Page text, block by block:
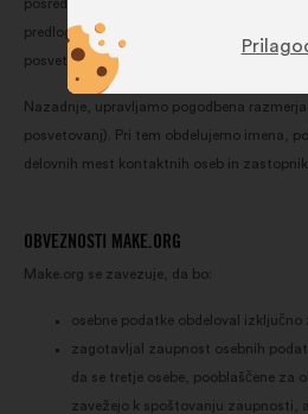
posredovanja zgornjih osebnih podatkov
predlogov (možnost 1) in/ali odzivanje na
posvetovanju (možnost 2).
Nazadnje, upravljamo pogodbena
posvetovanj). Pri tem obdelujemo imena,
delovnih mest kontaktnih oseb in
OBVEZNOSTI MAKE.ORG
Make.org se zavezuje, da bo:
osebne podatke obdeloval izključno
zagotavljal zaupnost osebnih
da se tretje osebe, pooblaščene za
zavežejo k spoštovanju zaupnosti,
to so
izboljšanje vaše
Statistični:
to so
izboljšanje zbirne
državljanskih
ki nam pomagajo
našega vpliva prek